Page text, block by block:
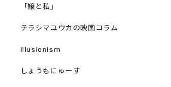
「嬢と私」
テラシマユウカの映画コラム
illusionism
しょうもにゅーす